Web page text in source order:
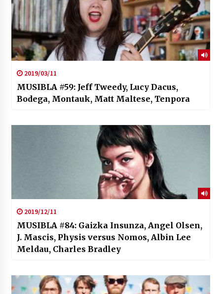
2019/03/11
MUSIBLA #59: Jeff Tweedy, Lucy Dacus,
Bodega, Montauk, Matt Maltese, Tenpora
2019/12/11
MUSIBLA #84: Gaizka Insunza, Angel Olsen,
J. Mascis, Physis versus Nomos, Albin Lee
Meldau, Charles Bradley